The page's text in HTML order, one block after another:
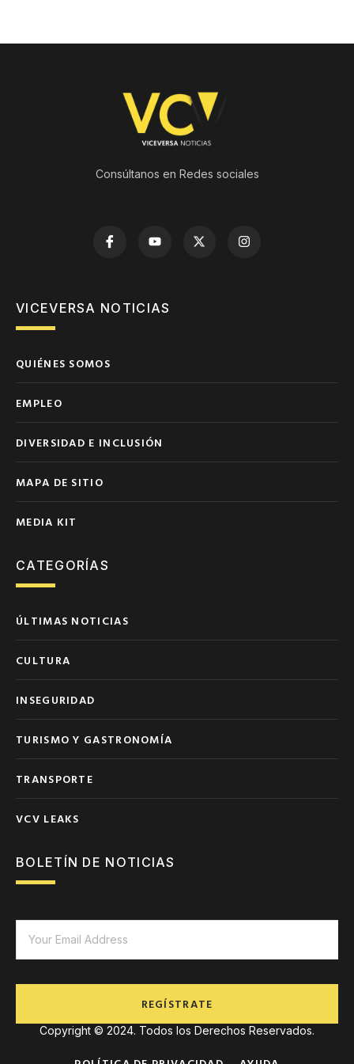
Consúltanos en Redes sociales
VICEVERSA NOTICIAS
QUIÉNES SOMOS
EMPLEO
DIVERSIDAD E INCLUSIÓN
MAPA DE SITIO
MEDIA KIT
CATEGORÍAS
ÚLTIMAS NOTICIAS
CULTURA
INSEGURIDAD
TURISMO Y GASTRONOMÍA
TRANSPORTE
VCV LEAKS
BOLETÍN DE NOTICIAS
REGÍSTRATE
Copyright © 2024. Todos los Derechos Reservados.